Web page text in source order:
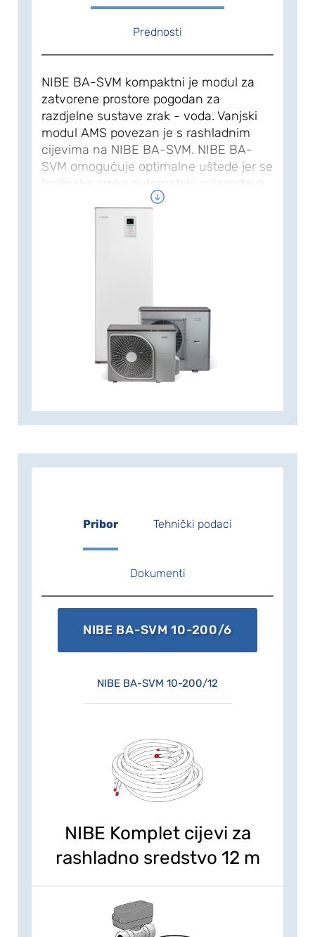
Prednosti
NIBE BA-SVM kompaktni je modul za
zatvorene prostore pogodan za
razdjelne sustave zrak - voda. Vanjski
modul AMS povezan je s rashladnim
cijevima na NIBE BA-SVM. NIBE BA-
SVM omogućuje optimalne uštede jer se
toplinska crpka automatski prilagođava
potrebama za grijanjem objekta tijekom
cijele godine. NIBE BA-SVM radi na
vanjskoj temperaturi od –20 °C i
unutarnju klimu čak i pri visokim
vanjskim temperaturama.
Pribor Tehnički podaci
Dokumenti
NIBE BA-SVM 10-200/6
NIBE BA-SVM 10-200/12
NIBE Komplet cijevi za
rashladno sredstvo 12 m